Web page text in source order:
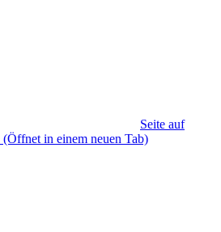
Seite auf
(Öffnet in einem neuen Tab)